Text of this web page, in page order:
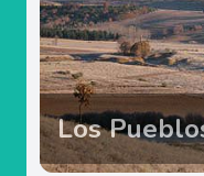
Los